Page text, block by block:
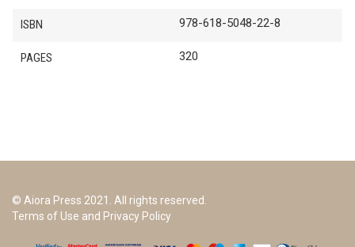
ISBN 978-618-5048-22-8
PAGES 320
© Aiora Press 2021. All rights reserved.
Terms of Use and Privacy Policy